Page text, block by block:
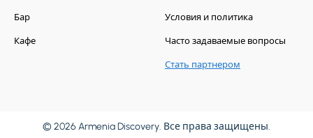
Бар
Кафе
Условия и политика
Часто задаваемые вопросы
Стать партнером
© 2026 Armenia Discovery. Все права защищены.